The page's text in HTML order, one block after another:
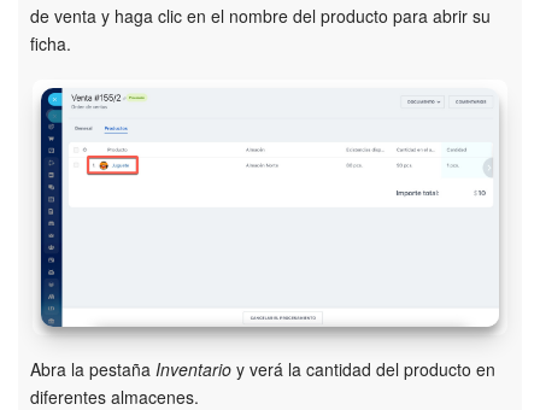
Preguntas generales
Actualización de los artículos (archivo)
de venta y haga clic en el nombre del producto para abrir su
ficha.
Abra la pestaña Inventario y verá la cantidad del producto en
diferentes almacenes.